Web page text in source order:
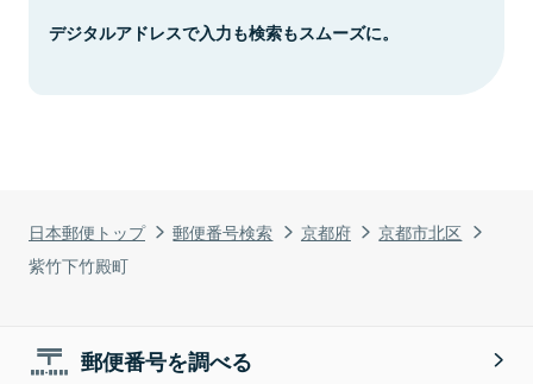
日本郵便トップ 郵便番号検索 京都府
京都市北区
紫竹下竹殿町
デジタルアドレスで入力も検索もスムーズに。
郵便番号を調べる